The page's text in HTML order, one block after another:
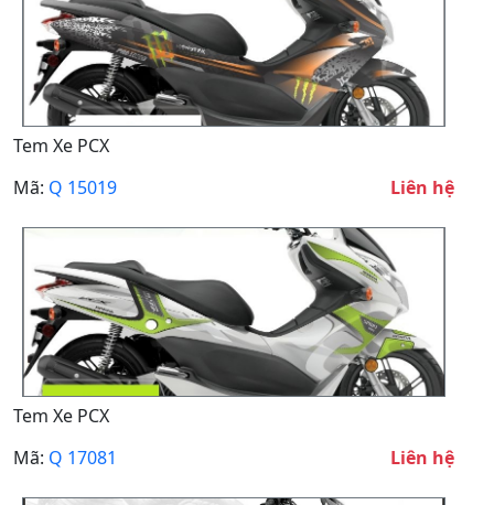
Tem Xe PCX
Mã: Q 15019 Liên hệ
Tem Xe PCX
Mã: Q 17081 Liên hệ